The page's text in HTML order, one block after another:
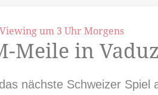
um 3 Uhr Morgens
Meile in
nächste Schweizer Spiel